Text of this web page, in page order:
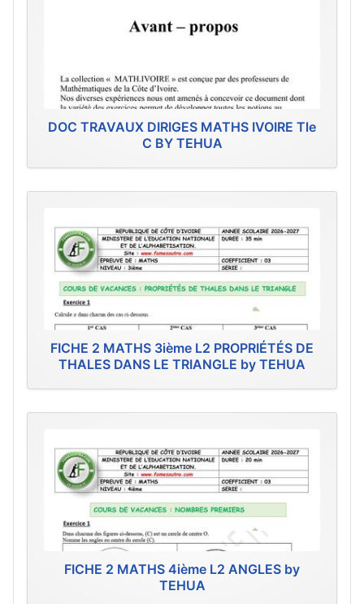
DOC TRAVAUX DIRIGES MATHS IVOIRE Tle
C BY TEHUA
FICHE 2 MATHS 3ième L2 PROPRIÉTÉS DE
THALES DANS LE TRIANGLE by TEHUA
FICHE 2 MATHS 4ième L2 ANGLES by
TEHUA